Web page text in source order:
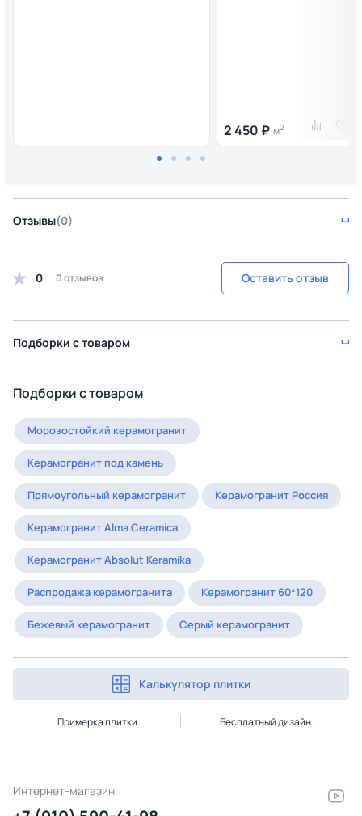
2 450 ₽ м2
Отзывы(0)
0 0 отзывов Оставить отзыв
Подборки с товаром
Подборки с товаром
Морозостойкий керамогранит
Керамогранит под камень
Прямоугольный керамогранит Керамогранит Россия
Керамогранит Alma Ceramica
Керамогранит Absolut Keramika
Распродажа керамогранита Керамогранит 60*120
Бежевый керамогранит Серый керамогранит
Калькулятор плитки
Примерка плитки Бесплатный дизайн
Интернет-магазин